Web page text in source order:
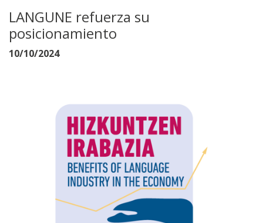
LANGUNE refuerza su
posicionamiento
10/10/2024